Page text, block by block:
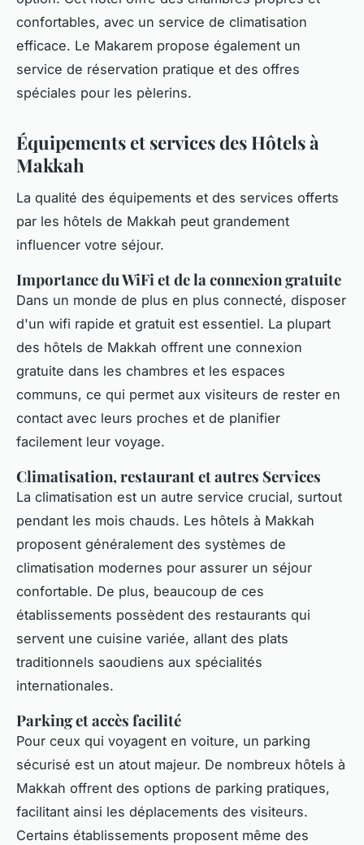
confortables, avec un service de climatisation
efficace. Le Makarem propose également un
service de réservation pratique et des offres
spéciales pour les pèlerins.
Équipements et services des Hôtels à
Makkah
La qualité des équipements et des services offerts
par les hôtels de Makkah peut grandement
influencer votre séjour.
Importance du WiFi et de la connexion gratuite
Dans un monde de plus en plus connecté, disposer
d'un wifi rapide et gratuit est essentiel. La plupart
des hôtels de Makkah offrent une connexion
gratuite dans les chambres et les espaces
communs, ce qui permet aux visiteurs de rester en
contact avec leurs proches et de planifier
facilement leur voyage.
Climatisation, restaurant et autres Services
La climatisation est un autre service crucial, surtout
pendant les mois chauds. Les hôtels à Makkah
proposent généralement des systèmes de
climatisation modernes pour assurer un séjour
confortable. De plus, beaucoup de ces
établissements possèdent des restaurants qui
servent une cuisine variée, allant des plats
traditionnels saoudiens aux spécialités
internationales.
Parking et accès facilité
Pour ceux qui voyagent en voiture, un parking
sécurisé est un atout majeur. De nombreux hôtels à
Makkah offrent des options de parking pratiques,
facilitant ainsi les déplacements des visiteurs.
Certains établissements proposent même des